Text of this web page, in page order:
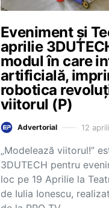
Eveniment și
aprilie
modul în care
artificială,
robotica
viitorul (P)
Advertorial 12
„Modelează viitorul!”
3DUTECH pentru
loc pe 19 Aprilie la
de Iulia Ionescu,